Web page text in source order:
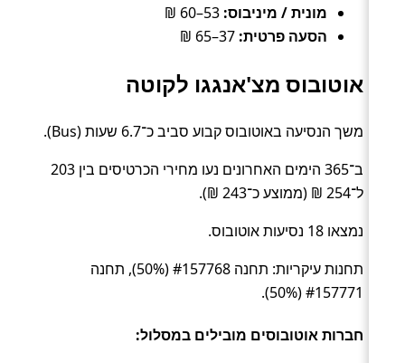
מונית / מיניבוס:
הסעה פרטית:
אוטובוס מצ'אנגגו לקוטה
משך הנסיעה באוטובוס קבוע סביב כ־6.7 שעות (Bus).
ב־365 הימים האחרונים נעו מחירי הכרטיסים בין 203
ל־254 ₪ (ממוצע כ־243 ₪).
נמצאו 18 נסיעות אוטובוס.
תחנות עיקריות: תחנה #157768 (50%), תחנה
#157771 (50%).
חברות אוטובוסים מובילים במסלול: